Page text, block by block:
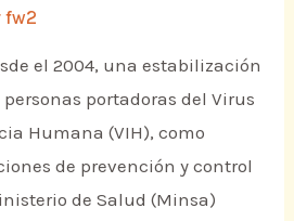
fw2
el 2004, una estabilización
portadoras del Virus
Humana (VIH), como
de prevención y control
de Salud (Minsa)